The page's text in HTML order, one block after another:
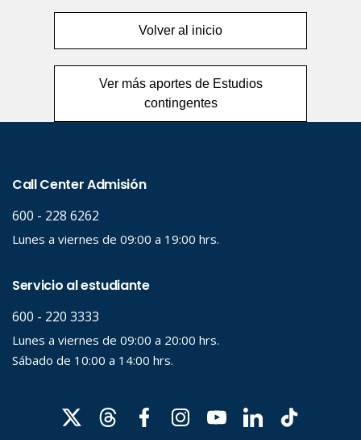
Volver al inicio
Ver más aportes de Estudios
contingentes